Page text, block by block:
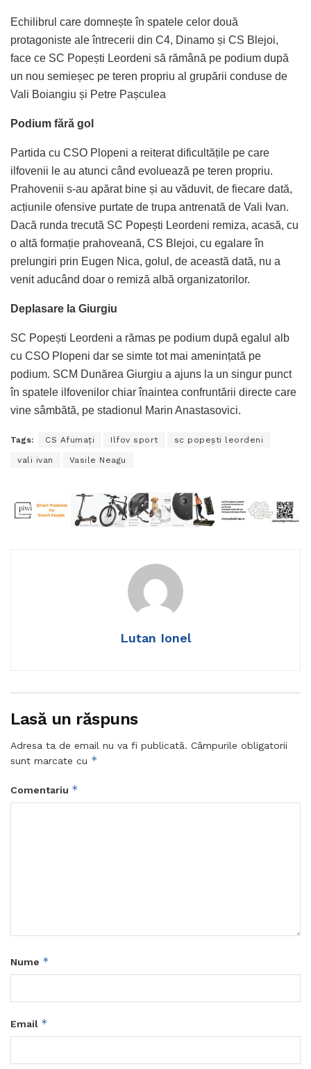
Echilibrul care domnește în spatele celor două
protagoniste ale întrecerii din C4, Dinamo și CS Blejoi,
face ce SC Popești Leordeni să rămână pe podium după
un nou semieșec pe teren propriu al grupării conduse de
Vali Boiangiu și Petre Pașculea
Podium fără gol
Partida cu CSO Plopeni a reiterat dificultățile pe care
ilfovenii le au atunci când evoluează pe teren propriu.
Prahovenii s-au apărat bine și au văduvit, de fiecare dată,
acțiunile ofensive purtate de trupa antrenată de Vali Ivan.
Dacă runda trecută SC Popești Leordeni remiza, acasă, cu
o altă formație prahoveană, CS Blejoi, cu egalare în
prelungiri prin Eugen Nica, golul, de această dată, nu a
venit aducând doar o remiză albă organizatorilor.
Deplasare la Giurgiu
SC Popești Leordeni a rămas pe podium după egalul alb
cu CSO Plopeni dar se simte tot mai amenințată pe
podium. SCM Dunărea Giurgiu a ajuns la un singur punct
în spatele ilfovenilor chiar înaintea confruntării directe care
vine sâmbătă, pe stadionul Marin Anastasovici.
Tags: CS Afumaţi Ilfov sport sc popeşti leordeni
vali ivan Vasile Neagu
Lutan Ionel
Lasă un răspuns
Adresa ta de email nu va fi publicată. Câmpurile obligatorii
sunt marcate cu *
Comentariu *
Nume *
Email *